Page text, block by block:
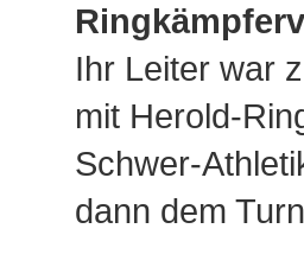
Ihr Leiter war
mit Herold-
Schwer-
dann dem